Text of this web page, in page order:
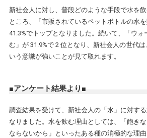
新社会人に対し、普段どのような手段で水を
ところ、「市販されているペットボトルの水
41.3%でトップとなりました。続いて、「ウォ
む」が 31.9%で 2 位となり、新社会人の世代は
いう意識が強いことが見て取れます。
■アンケート結果より■
調査結果を受けて、新社会人の「水」に対す
なりました。水を飲む理由としては、「飽き
ならないから」といったある種の消極的な理